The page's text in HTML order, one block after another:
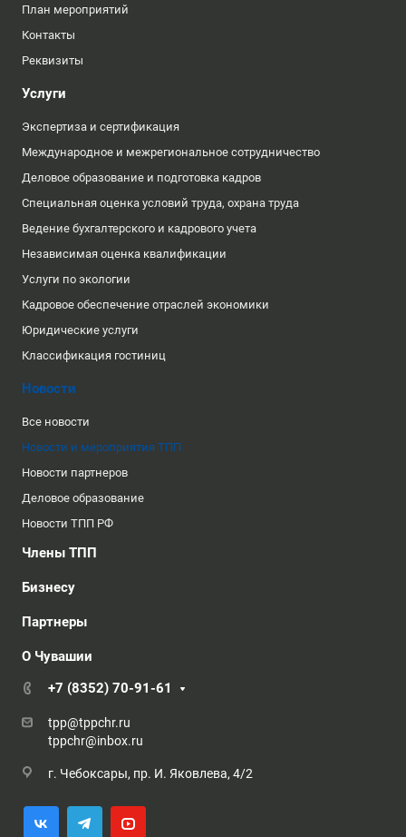
План мероприятий
Контакты
Реквизиты
Услуги
Экспертиза и сертификация
Международное и межрегиональное сотрудничество
Деловое образование и подготовка кадров
Специальная оценка условий труда, охрана труда
Ведение бухгалтерского и кадрового учета
Независимая оценка квалификации
Услуги по экологии
Кадровое обеспечение отраслей экономики
Юридические услуги
Классификация гостиниц
Новости
Все новости
Новости и мероприятия ТПП
Новости партнеров
Деловое образование
Новости ТПП РФ
Члены ТПП
Бизнесу
Партнеры
О Чувашии
+7 (8352) 70-91-61
tpp@tppchr.ru
tppchr@inbox.ru
г. Чебоксары, пр. И. Яковлева, 4/2